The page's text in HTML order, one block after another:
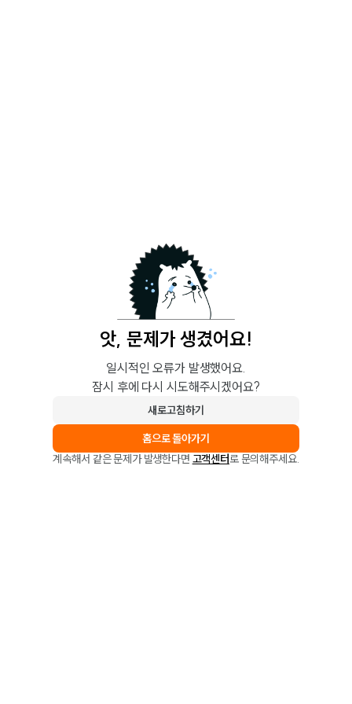
앗, 문제가 생겼어요!
일시적인 오류가 발생했어요.
잠시 후에 다시 시도해주시겠어요?
새로고침하기
홈으로 돌아가기
계속해서 같은 문제가 발생한다면 고객센터로 문의해주세요.